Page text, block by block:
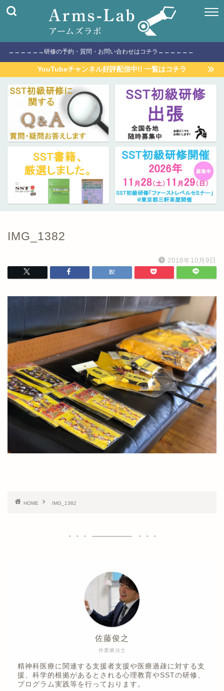
→→→→→→研修の予約・質問・お問い合わせはコチラ←←←←←←
YouTubeチャンネル好評配信中!! 一覧はコチラ
IMG_1382
2018年10月9日
HOME IMG_1382
作業療法士
佐藤俊之
精神科医療に関連する支援者支援や医療過疎に対する支
援、科学的根拠があるとされる心理教育やSSTの研修、
プログラム実践等を行っております。